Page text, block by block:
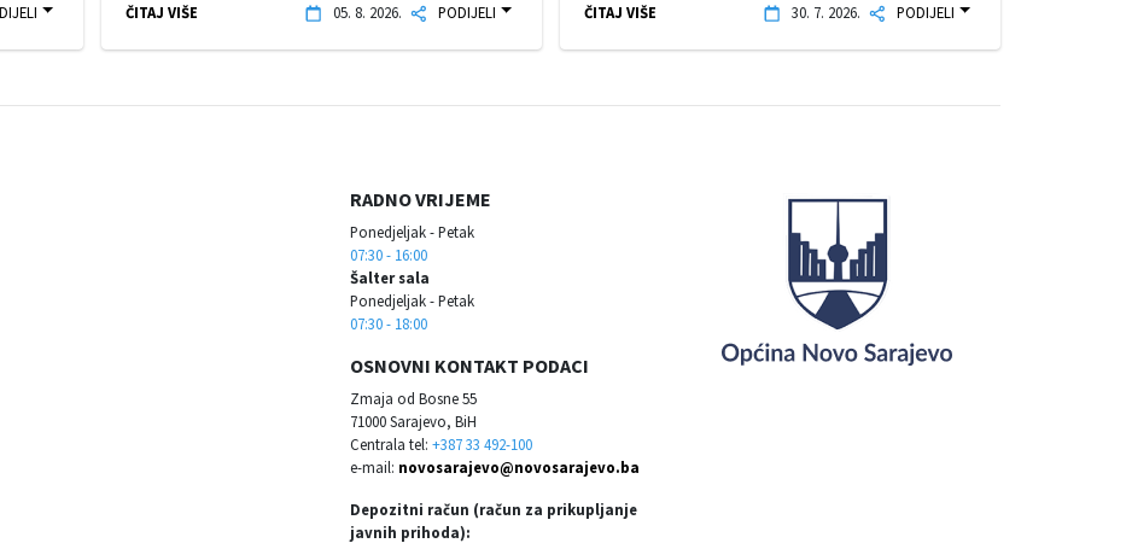
ČITAJ VIŠE 05. 8. 2026. PODIJELI ČITAJ VIŠE 30. 7. 2026. PODIJELI
RADNO VRIJEME
Ponedjeljak - Petak
07:30 - 16:00
Šalter sala
Ponedjeljak - Petak
07:30 - 18:00
OSNOVNI KONTAKT PODACI
Zmaja od Bosne 55
71000 Sarajevo, BiH
Centrala tel: +387 33 492-100
e-mail: novosarajevo@novosarajevo.ba
Depozitni račun (račun za prikupljanje
javnih prihoda):